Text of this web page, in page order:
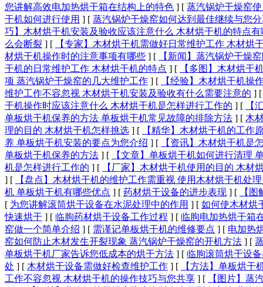
您讲解高效电加热烘干箱在结构上的特色 ] [ 蒸汽锅炉干燥窑
干机如何进行使用 ] [ 蒸汽锅炉干燥窑如何达到最佳继续与您
巧】木材烘干机安装及验收应该注意什么 木材烘干机的特点有
么会断裂 ] [
【专家】木材烘干机需做好日常维护工作 木材烘
材烘干机操作时的注意事项有哪些 ] [
【新闻】蒸汽锅炉干燥
干机的日常维护工作 木材烘干机的特点 ] [
【多图】木材烘干
项 蒸汽锅炉干燥窑的几大维护工作 ] [
【经验】木材烘干机操
维护工作不容忽视 木材烘干机安装及验收有什么需要注意的 ]
干机操作时应该注意什么 木材烘干机是怎样进行工作的 ] [
【
单板烘干机保养的方法 单板烘干机常见故障的排除方法 ] [ 木
理的目的 木材烘干机怎样挑选 ] [
【精华】木材烘干机的工作
养 单板烘干机安装的要点为您介绍 ] [
【资讯】木材烘干机是
单板烘干机保养的方法 ] [
【文章】单板烘干机如何进行清理
机是怎样进行工作的 ] [
【厂家】木材烘干机使用的目的 木材
] [
【盘点】木材烘干机的维护工作需重视 使用木材烘干机处
机 单板烘干机有哪些优点 ] [ 药材烘干设备的进步表现 ] [
【
[ 为您讲解滚筒烘干设备在水泥处理中的作用 ] [ 如何使木材烘
快速烘干 ] [ 临朐药材烘干设备工作过程 ] [ 临朐电加热烘干箱
窑做一个简单介绍 ] [ 需谨记单板烘干机的维修要点 ] [ 电加热
窑如何防止木材发生开裂现象 蒸汽锅炉干燥窑的开机方法 ] [
单板烘干机厂家告诉您低成本的烘干方法 ] [ 临朐滚筒烘干设
处 ] [ 木材烘干设备需做好检查维护工作 ] [
【方法】单板烘干
工作不容忽视 木材烘干机的操作技巧与您共享 ] [
【图片】蒸